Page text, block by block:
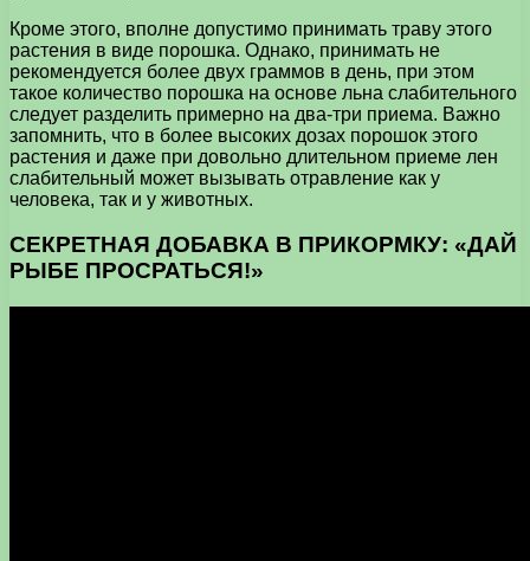
Кроме этого, вполне допустимо принимать траву этого
растения в виде порошка. Однако, принимать не
рекомендуется более двух граммов в день, при этом
такое количество порошка на основе льна слабительного
следует разделить примерно на два-три приема. Важно
запомнить, что в более высоких дозах порошок этого
растения и даже при довольно длительном приеме лен
слабительный может вызывать отравление как у
человека, так и у животных.
СЕКРЕТНАЯ ДОБАВКА В ПРИКОРМКУ: «ДАЙ
РЫБЕ ПРОСРАТЬСЯ!»